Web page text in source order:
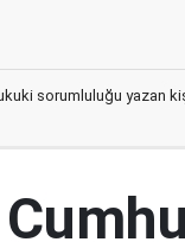
sorumluluğu yazan